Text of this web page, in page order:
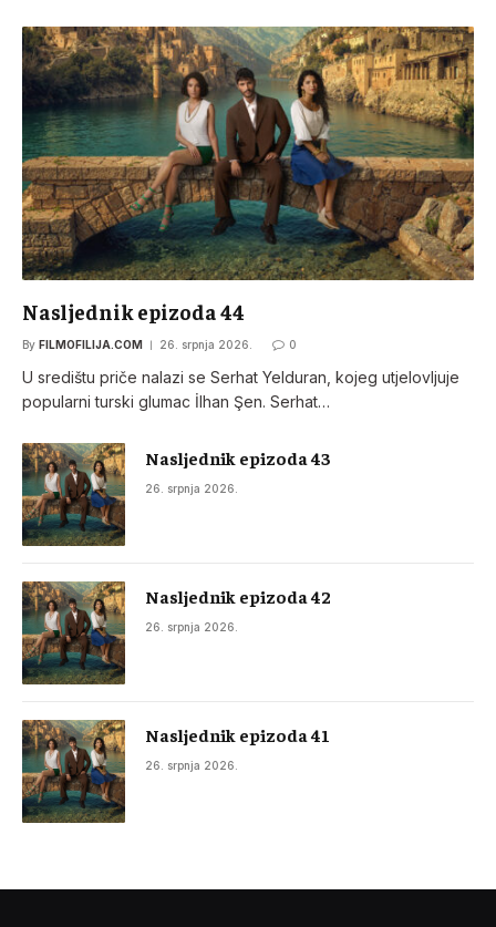
Nasljednik epizoda 44
By FILMOFILIJA.COM 26. srpnja 2026. 0
U središtu priče nalazi se Serhat Yelduran, kojeg utjelovljuje
popularni turski glumac İlhan Şen. Serhat…
Nasljednik epizoda 43
26. srpnja 2026.
Nasljednik epizoda 42
26. srpnja 2026.
Nasljednik epizoda 41
26. srpnja 2026.